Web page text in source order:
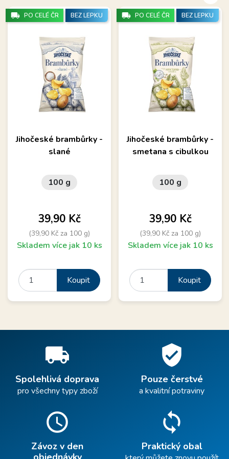
Jihočeské brambůrky -
slané
100 g
Cena
39,90 Kč
(39,90 Kč za 100 g)
Skladem více jak 10 ks
Koupit
local_shipping PO CELÉ ČR BEZ LEPKU
Jihočeské brambůrky -
smetana s cibulkou
100 g
Cena
39,90 Kč
(39,90 Kč za 100 g)
Skladem více jak 10 ks
Koupit
local_shipping PO CELÉ ČR BEZ LEPKU
local_shipping
Spolehlivá doprava
pro všechny typy zboží
verified_user
Pouze čerstvé
a kvalitní potraviny
schedule
Závoz v den
sync
Praktický obal